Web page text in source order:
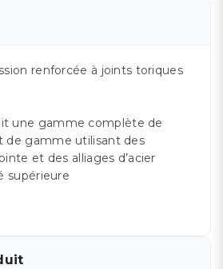
renforcée à joints toriques
une gamme complète de
de gamme utilisant des
et des alliages d’acier
supérieure